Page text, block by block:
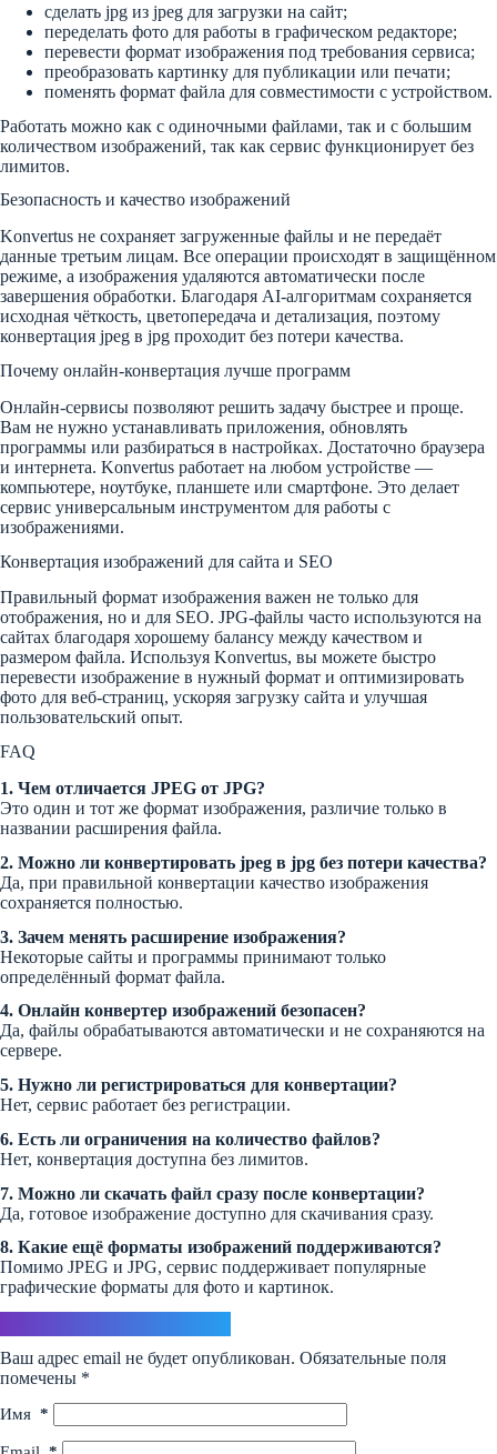
сделать jpg из jpeg для загрузки на сайт;
переделать фото для работы в графическом редакторе;
перевести формат изображения под требования сервиса;
преобразовать картинку для публикации или печати;
поменять формат файла для совместимости с устройством.
Работать можно как с одиночными файлами, так и с большим
количеством изображений, так как сервис функционирует без
лимитов.
Безопасность и качество изображений
Konvertus не сохраняет загруженные файлы и не передаёт
данные третьим лицам. Все операции происходят в защищённом
режиме, а изображения удаляются автоматически после
завершения обработки. Благодаря AI-алгоритмам сохраняется
исходная чёткость, цветопередача и детализация, поэтому
конвертация jpeg в jpg проходит без потери качества.
Почему онлайн-конвертация лучше программ
Онлайн-сервисы позволяют решить задачу быстрее и проще.
Вам не нужно устанавливать приложения, обновлять
программы или разбираться в настройках. Достаточно браузера
и интернета. Konvertus работает на любом устройстве —
компьютере, ноутбуке, планшете или смартфоне. Это делает
сервис универсальным инструментом для работы с
изображениями.
Конвертация изображений для сайта и SEO
Правильный формат изображения важен не только для
отображения, но и для SEO. JPG-файлы часто используются на
сайтах благодаря хорошему балансу между качеством и
размером файла. Используя Konvertus, вы можете быстро
перевести изображение в нужный формат и оптимизировать
фото для веб-страниц, ускоряя загрузку сайта и улучшая
пользовательский опыт.
FAQ
1. Чем отличается JPEG от JPG?
Это один и тот же формат изображения, различие только в
названии расширения файла.
2. Можно ли конвертировать jpeg в jpg без потери качества?
Да, при правильной конвертации качество изображения
сохраняется полностью.
3. Зачем менять расширение изображения?
Некоторые сайты и программы принимают только
определённый формат файла.
4. Онлайн конвертер изображений безопасен?
Да, файлы обрабатываются автоматически и не сохраняются на
сервере.
5. Нужно ли регистрироваться для конвертации?
Нет, сервис работает без регистрации.
6. Есть ли ограничения на количество файлов?
Нет, конвертация доступна без лимитов.
7. Можно ли скачать файл сразу после конвертации?
Да, готовое изображение доступно для скачивания сразу.
8. Какие ещё форматы изображений поддерживаются?
Помимо JPEG и JPG, сервис поддерживает популярные
графические форматы для фото и картинок.
Ваш адрес email не будет опубликован. Обязательные поля
помечены *
Имя *